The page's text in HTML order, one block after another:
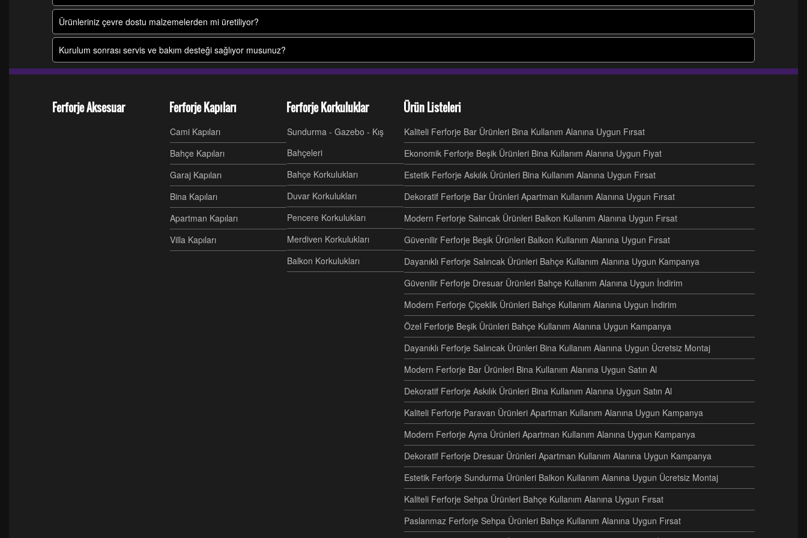
Ürünleriniz çevre dostu malzemelerden mi üretiliyor?
Kurulum sonrası servis ve bakım desteği sağlıyor musunuz?
Ferforje Aksesuar Ferforje Kapıları
Cami Kapıları
Bahçe Kapıları
Garaj Kapıları
Bina Kapıları
Apartman Kapıları
Villa Kapıları
Ferforje Korkuluklar
Sundurma - Gazebo - Kış
Bahçeleri
Bahçe Korkulukları
Duvar Korkulukları
Pencere Korkulukları
Merdiven Korkulukları
Balkon Korkulukları
Ürün Listeleri
Kaliteli Ferforje Bar Ürünleri Bina Kullanım Alanına Uygun Fırsat
Ekonomik Ferforje Beşik Ürünleri Bina Kullanım Alanına Uygun Fiyat
Estetik Ferforje Askılık Ürünleri Bina Kullanım Alanına Uygun Fırsat
Dekoratif Ferforje Bar Ürünleri Apartman Kullanım Alanına Uygun Fırsat
Modern Ferforje Salıncak Ürünleri Balkon Kullanım Alanına Uygun Fırsat
Güvenilir Ferforje Beşik Ürünleri Balkon Kullanım Alanına Uygun Fırsat
Dayanıklı Ferforje Salıncak Ürünleri Bahçe Kullanım Alanına Uygun Kampanya
Güvenilir Ferforje Dresuar Ürünleri Bahçe Kullanım Alanına Uygun İndirim
Modern Ferforje Çiçeklik Ürünleri Bahçe Kullanım Alanına Uygun İndirim
Özel Ferforje Beşik Ürünleri Bahçe Kullanım Alanına Uygun Kampanya
Dayanıklı Ferforje Salıncak Ürünleri Bina Kullanım Alanına Uygun Ücretsiz Montaj
Modern Ferforje Bar Ürünleri Bina Kullanım Alanına Uygun Satın Al
Dekoratif Ferforje Askılık Ürünleri Bina Kullanım Alanına Uygun Satın Al
Kaliteli Ferforje Paravan Ürünleri Apartman Kullanım Alanına Uygun Kampanya
Modern Ferforje Ayna Ürünleri Apartman Kullanım Alanına Uygun Kampanya
Dekoratif Ferforje Dresuar Ürünleri Apartman Kullanım Alanına Uygun Kampanya
Estetik Ferforje Sundurma Ürünleri Balkon Kullanım Alanına Uygun Ücretsiz Montaj
Kaliteli Ferforje Sehpa Ürünleri Bahçe Kullanım Alanına Uygun Fırsat
Paslanmaz Ferforje Sehpa Ürünleri Bahçe Kullanım Alanına Uygun Fırsat